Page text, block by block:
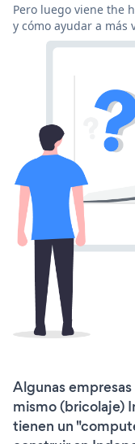
Pero luego viene the
y cómo ayudar a más
Algunas
mismo (bricolaje)
tienen un